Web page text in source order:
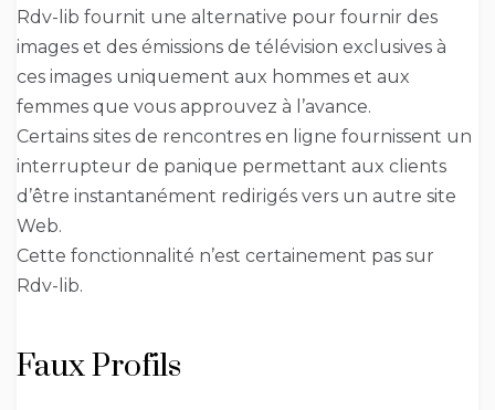
Rdv-lib fournit une alternative pour fournir des
images et des émissions de télévision exclusives à
ces images uniquement aux hommes et aux
femmes que vous approuvez à l’avance.
Certains sites de rencontres en ligne fournissent un
interrupteur de panique permettant aux clients
d’être instantanément redirigés vers un autre site
Web.
Cette fonctionnalité n’est certainement pas sur
Rdv-lib.
Faux Profils